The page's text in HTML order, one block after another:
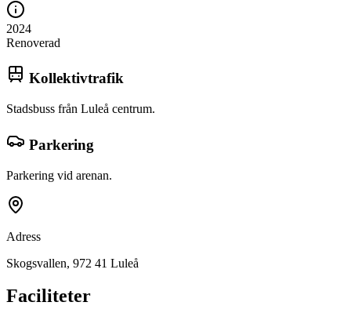
2024
Renoverad
Kollektivtrafik
Stadsbuss från Luleå centrum.
Parkering
Parkering vid arenan.
Adress
Skogsvallen, 972 41 Luleå
Faciliteter